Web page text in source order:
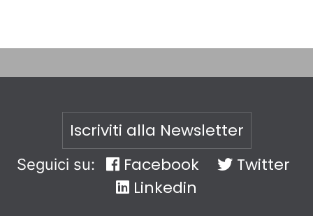
Iscriviti alla Newsletter
Seguici su: Facebook
Twitter
Linkedin